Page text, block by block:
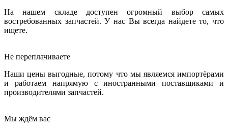
На нашем складе доступен огромный выбор самых
востребованных запчастей. У нас Вы всегда найдете то, что
ищете.
Не переплачиваете
Наши цены выгодные, потому что мы являемся импортёрами
и работаем напрямую с иностранными поставщиками и
производителями запчастей.
Мы ждём вас